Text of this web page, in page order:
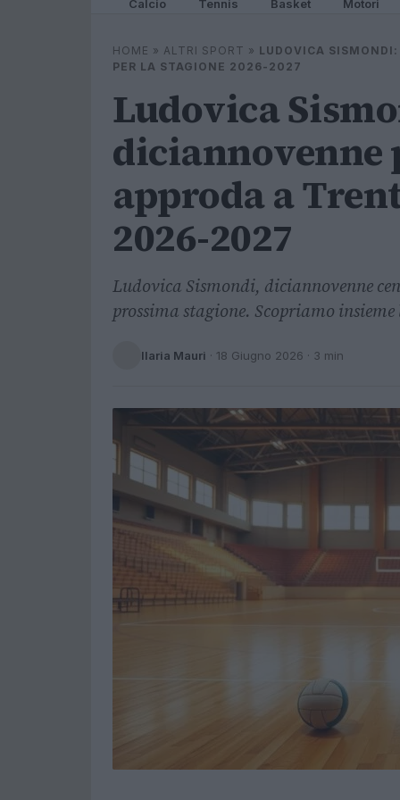
Calcio Tennis Basket Motori
HOME » ALTRI SPORT » LUDOVICA
PER LA STAGIONE 2026-2027
Ludovica
diciannovenne
approda a
2026-2027
Ludovica Sismondi, diciannovenne
prossima stagione. Scopriamo insieme
Ilaria Mauri · 18 Giugno 2026 · 3 min